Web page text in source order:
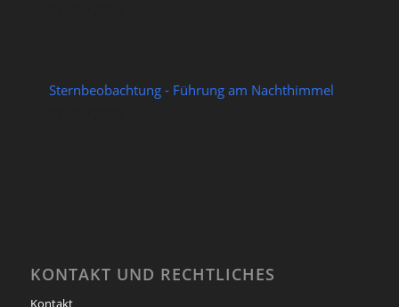
Sternbeobachtung - Führung am Nachthimmel
KONTAKT UND RECHTLICHES
Kontakt